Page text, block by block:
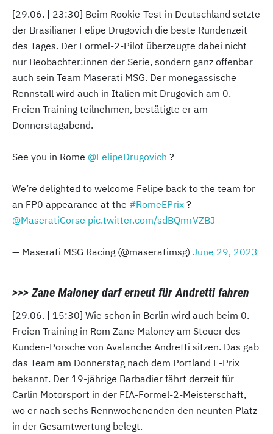
[29.06. | 23:30] Beim Rookie-Test in Deutschland setzte
der Brasilianer Felipe Drugovich die beste Rundenzeit
des Tages. Der Formel-2-Pilot überzeugte dabei nicht
nur Beobachter:innen der Serie, sondern ganz offenbar
auch sein Team Maserati MSG. Der monegassische
Rennstall wird auch in Italien mit Drugovich am 0.
Freien Training teilnehmen, bestätigte er am
Donnerstagabend.
See you in Rome @FelipeDrugovich ?
We’re delighted to welcome Felipe back to the team for
an FP0 appearance at the #RomeEPrix ?
@MaseratiCorse pic.twitter.com/sdBQmrVZBJ
— Maserati MSG Racing (@maseratimsg) June 29, 2023
>>> Zane Maloney darf erneut für Andretti fahren
[29.06. | 15:30] Wie schon in Berlin wird auch beim 0.
Freien Training in Rom Zane Maloney am Steuer des
Kunden-Porsche von Avalanche Andretti sitzen. Das gab
das Team am Donnerstag nach dem Portland E-Prix
bekannt. Der 19-jährige Barbadier fährt derzeit für
Carlin Motorsport in der FIA-Formel-2-Meisterschaft,
wo er nach sechs Rennwochenenden den neunten Platz
in der Gesamtwertung belegt.